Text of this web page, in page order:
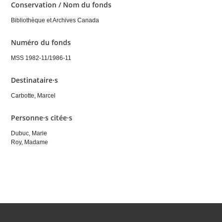
Conservation / Nom du fonds
Bibliothèque et Archives Canada
Numéro du fonds
MSS 1982-11/1986-11
Destinataire·s
Carbotte, Marcel
Personne·s citée·s
Dubuc, Marie
Roy, Madame